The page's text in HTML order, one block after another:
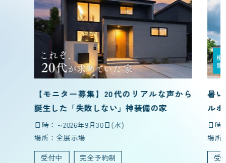
【モニター募集】20代のリアルな声から
誕生した「失敗しない」神装備の家
日時：～2026年9月30日(水)
場所：全展示場
受付中
完全予約制
暑
ル
日時
場所
受